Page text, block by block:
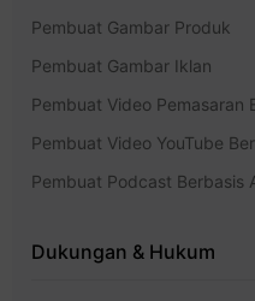
Pembuat Gambar Produk
Pembuat Gambar Iklan
Pembuat Video Pemasaran
Pembuat Video YouTube
Pembuat Podcast Berbasis
Dukungan & Hukum